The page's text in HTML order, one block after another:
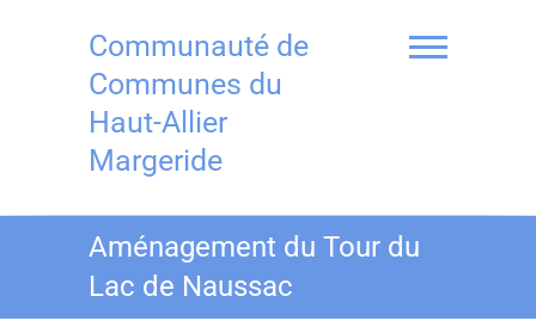
Communauté de
Communes du
Haut-Allier
Margeride
Aménagement du Tour du
Lac de Naussac